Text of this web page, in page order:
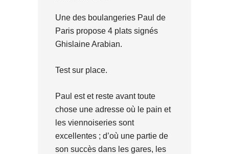
Une des boulangeries Paul de
Paris propose 4 plats signés
Ghislaine Arabian.
Test sur place.
Paul est et reste avant toute
chose une adresse où le pain et
les viennoiseries sont
excellentes ; d’où une partie de
son succès dans les gares, les